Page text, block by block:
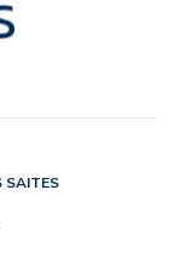
SAITES